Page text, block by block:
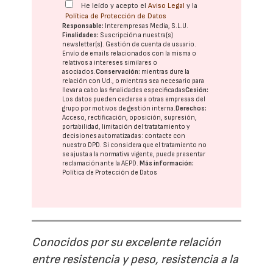
He leído y acepto elAviso Legal y la
Política de Protección de Datos
Responsable: Interempresas Media, S.L.U.
Finalidades: Suscripción a nuestra(s)
newsletter(s). Gestión de cuenta de usuario.
Envío de emails relacionados con la misma o
relativos a intereses similares o
asociados.Conservación: mientras dure la
relación con Ud., o mientras sea necesario para
llevar a cabo las finalidades especificadasCesión:
Los datos pueden cederse a otras empresas del
grupo por motivos de gestión interna.Derechos:
Acceso, rectificación, oposición, supresión,
portabilidad, limitación del tratatamiento y
decisiones automatizadas: contacte con
nuestro DPD. Si considera que el tratamiento no
se ajusta a la normativa vigente, puede presentar
reclamación ante laAEPD.Más información:
Política de Protección de Datos
Conocidos por su excelente relación
entre resistencia y peso, resistencia a la